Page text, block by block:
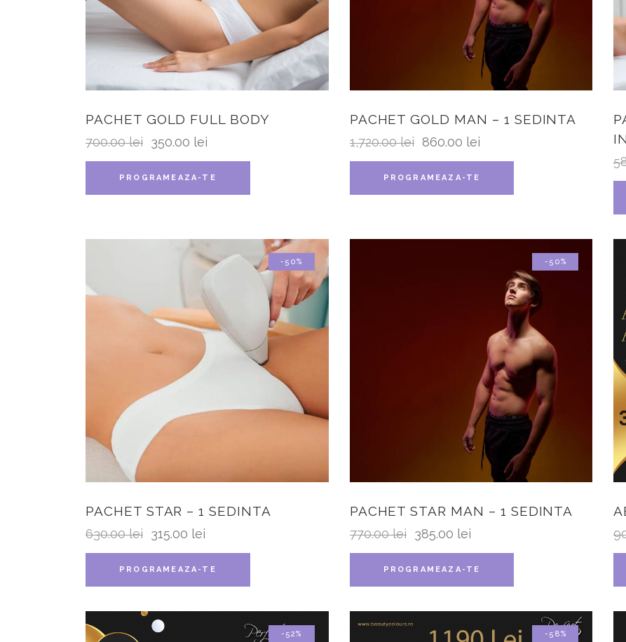
PACHET GOLD FULL BODY
700.00lei 350.00 lei
PROGRAMEAZA-TE
PACHET GOLD MAN – 1 SEDINTA
1,720.00lei 860.00 lei
PROGRAMEAZA-TE
-50%
PACHET STAR – 1 SEDINTA
630.00lei 315.00 lei
PROGRAMEAZA-TE
-50%
PACHET STAR MAN – 1 SEDINTA
770.00lei 385.00 lei
PROGRAMEAZA-TE
-52% -58%